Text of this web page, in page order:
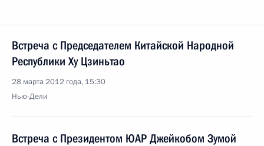
Встреча с Председателем Китайской Народной
Республики Ху Цзиньтао
28 марта 2012 года, 15:30
Нью-Дели
Встреча с Президентом ЮАР Джейкобом Зумой